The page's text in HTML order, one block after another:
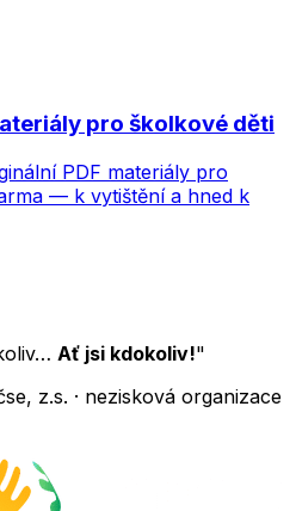
pro školkové děti
PDF materiály pro
— k vytištění a hned k
Ať jsi kdokoliv!"
z.s. · nezisková organizace